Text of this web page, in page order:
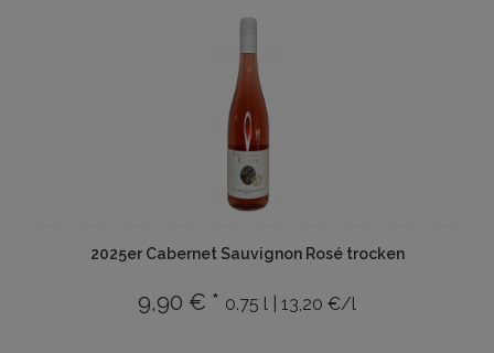
2025er Cabernet Sauvignon Rosé trocken
9,90 € * 0.75 l | 13,20 €/l